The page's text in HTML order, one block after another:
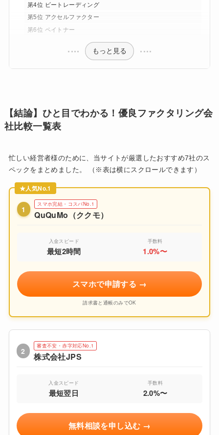
第4位 ビートレーディング
第5位 アクセルファクター
第6位 ペイトナー
もっと見る
【結論】ひと目でわかる！優良ファクタリング会
社比較一覧表
忙しい経営者様のために、当サイトが厳選したおすすめ7社のス
ペックをまとめました。 （※表は横にスクロールできます）
1
スマホ完結・コスパNo.1
QuQuMo（ククモ）
入金スピード
最短2時間
手数料
1.0%〜
スマホで申請する →
請求書と通帳のみでOK
2
審査不安・赤字対応No.1
株式会社JPS
入金スピード
最短翌日
手数料
2.0%〜
無料相談を申し込む →